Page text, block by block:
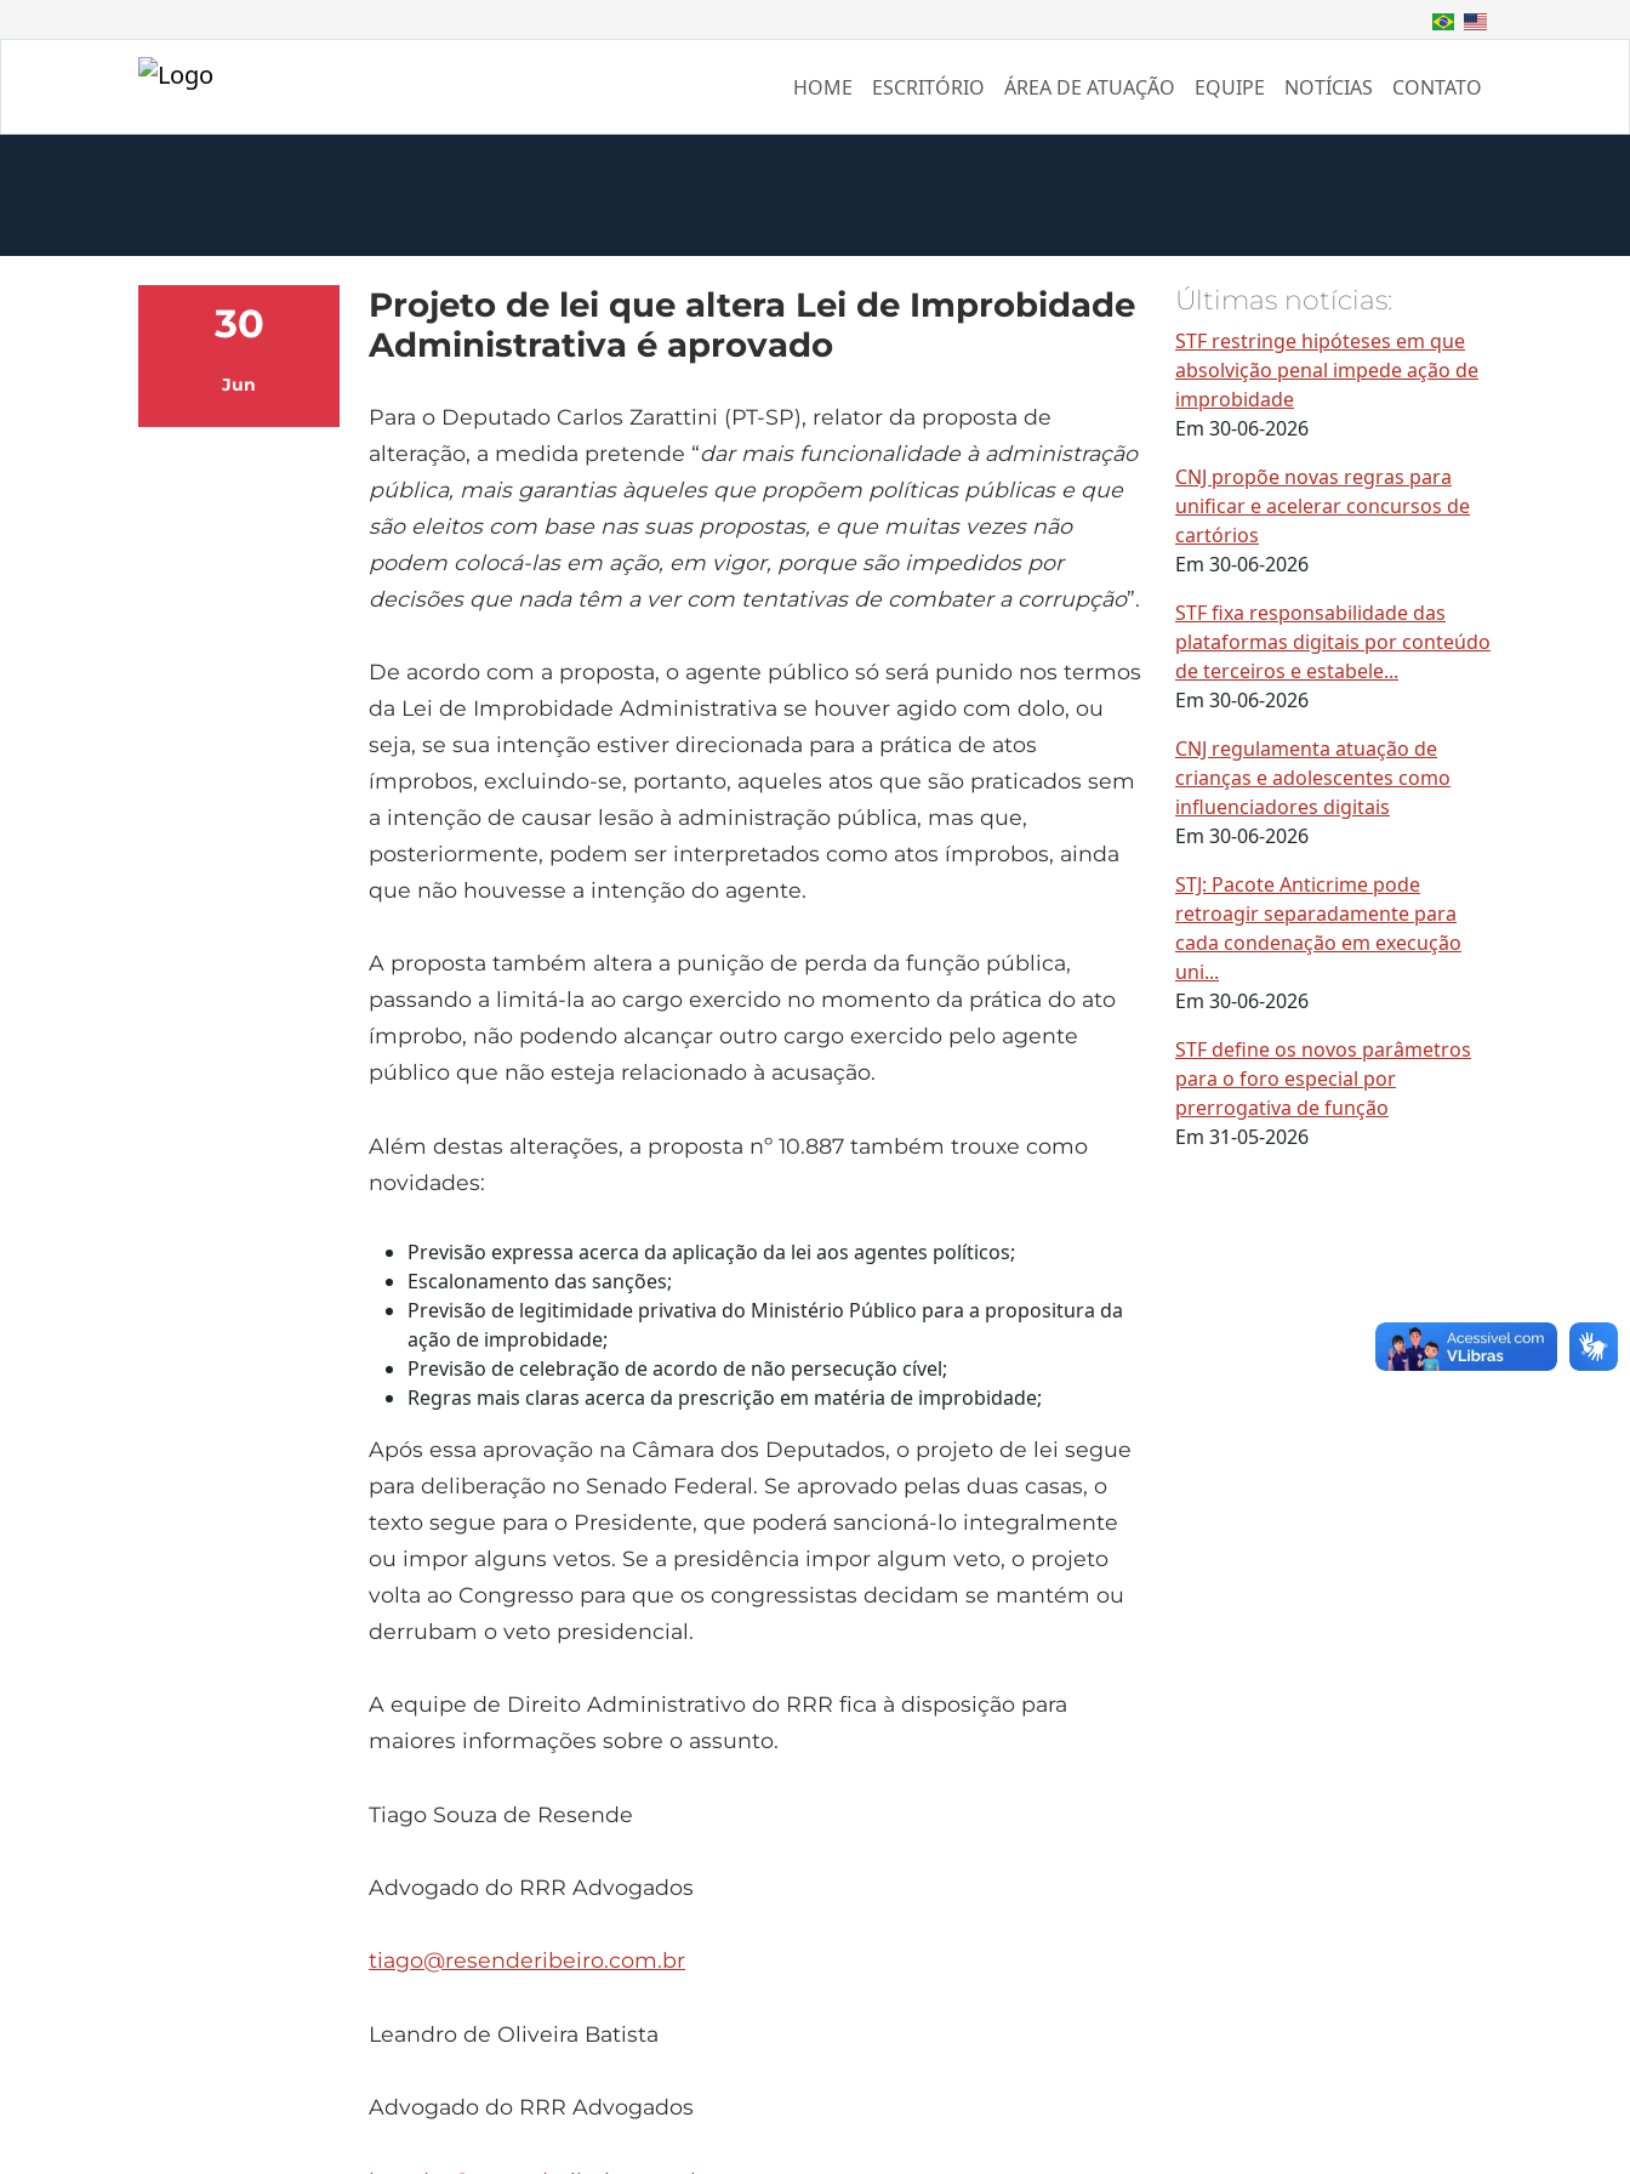
HOME ESCRITÓRIO ÁREA DE ATUAÇÃO EQUIPE NOTÍCIAS CONTATO
30
Jun
Projeto de lei que altera Lei de Improbidade
Administrativa é aprovado
Para o Deputado Carlos Zarattini (PT-SP), relator da proposta de
alteração, a medida pretende “dar mais funcionalidade à administração
pública, mais garantias àqueles que propõem políticas públicas e que
são eleitos com base nas suas propostas, e que muitas vezes não
podem colocá-las em ação, em vigor, porque são impedidos por
decisões que nada têm a ver com tentativas de combater a corrupção”.
De acordo com a proposta, o agente público só será punido nos termos
da Lei de Improbidade Administrativa se houver agido com dolo, ou
seja, se sua intenção estiver direcionada para a prática de atos
ímprobos, excluindo-se, portanto, aqueles atos que são praticados sem
a intenção de causar lesão à administração pública, mas que,
posteriormente, podem ser interpretados como atos ímprobos, ainda
que não houvesse a intenção do agente.
A proposta também altera a punição de perda da função pública,
passando a limitá-la ao cargo exercido no momento da prática do ato
ímprobo, não podendo alcançar outro cargo exercido pelo agente
público que não esteja relacionado à acusação.
Além destas alterações, a proposta nº 10.887 também trouxe como
novidades:
Previsão expressa acerca da aplicação da lei aos agentes políticos;
Escalonamento das sanções;
Previsão de legitimidade privativa do Ministério Público para a propositura da
ação de improbidade;
Previsão de celebração de acordo de não persecução cível;
Regras mais claras acerca da prescrição em matéria de improbidade;
Após essa aprovação na Câmara dos Deputados, o projeto de lei segue
para deliberação no Senado Federal. Se aprovado pelas duas casas, o
texto segue para o Presidente, que poderá sancioná-lo integralmente
ou impor alguns vetos. Se a presidência impor algum veto, o projeto
volta ao Congresso para que os congressistas decidam se mantém ou
derrubam o veto presidencial.
A equipe de Direito Administrativo do RRR fica à disposição para
maiores informações sobre o assunto.
Tiago Souza de Resende
Advogado do RRR Advogados
tiago@resenderibeiro.com.br
Leandro de Oliveira Batista
Advogado do RRR Advogados
Últimas notícias:
STF restringe hipóteses em que
absolvição penal impede ação de
improbidade
Em 30-06-2026
CNJ propõe novas regras para
unificar e acelerar concursos de
cartórios
Em 30-06-2026
STF fixa responsabilidade das
plataformas digitais por conteúdo
de terceiros e estabele...
Em 30-06-2026
CNJ regulamenta atuação de
crianças e adolescentes como
influenciadores digitais
Em 30-06-2026
STJ: Pacote Anticrime pode
retroagir separadamente para
cada condenação em execução
uni...
Em 30-06-2026
STF define os novos parâmetros
para o foro especial por
prerrogativa de função
Em 31-05-2026